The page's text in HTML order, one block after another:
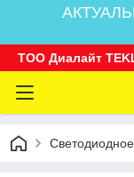
ТОО Диалайт